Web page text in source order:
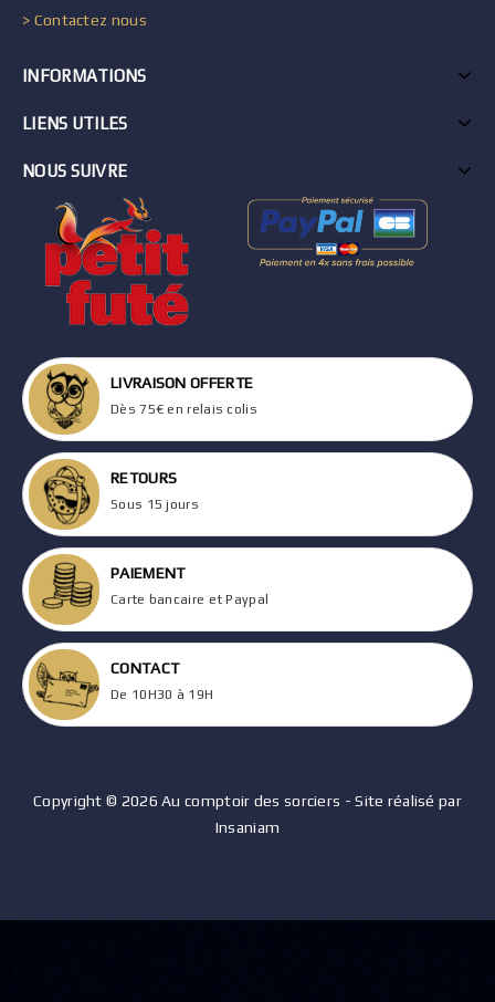
> Contactez nous
INFORMATIONS
LIENS UTILES
NOUS SUIVRE
LIVRAISON OFFERTE
Dès 75€ en relais colis
RETOURS
Sous 15 jours
PAIEMENT
Carte bancaire et Paypal
CONTACT
De 10H30 à 19H
Copyright © 2026 Au comptoir des sorciers - Site réalisé par
Insaniam